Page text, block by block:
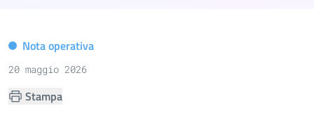
Nota operativa
20 maggio 2026
Stampa